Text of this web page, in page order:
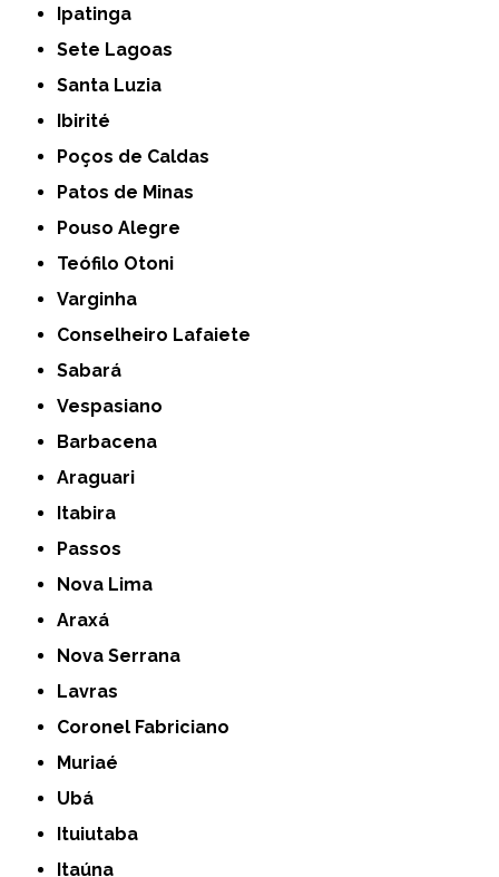
Ipatinga
Sete Lagoas
Santa Luzia
Ibirité
Poços de Caldas
Patos de Minas
Pouso Alegre
Teófilo Otoni
Varginha
Conselheiro Lafaiete
Sabará
Vespasiano
Barbacena
Araguari
Itabira
Passos
Nova Lima
Araxá
Nova Serrana
Lavras
Coronel Fabriciano
Muriaé
Ubá
Ituiutaba
Itaúna